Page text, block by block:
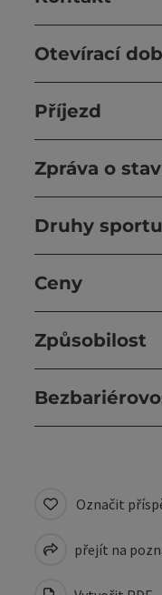
Otevírací
Příjezd
Zpráva o
Druhy sportu
Ceny
Způsobilost
Označit
přejít na